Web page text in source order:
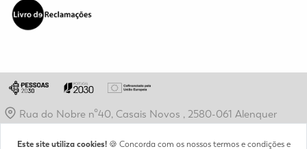
Rua do Nobre nº40, Casais Novos , 2580-061 Alenquer
Este site utiliza cookies!🍪 Concorda com os nossos termos e condições e